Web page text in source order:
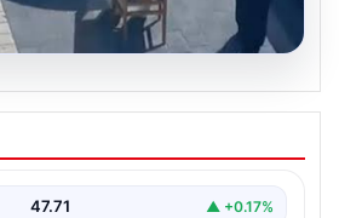
Önünde Park İhlali
Anlara Sahne Oldu
bulunan bir kafede çalışan…
47.71 ▲ +0.17%